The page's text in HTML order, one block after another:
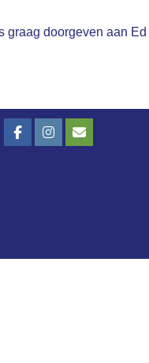
doorgeven aan